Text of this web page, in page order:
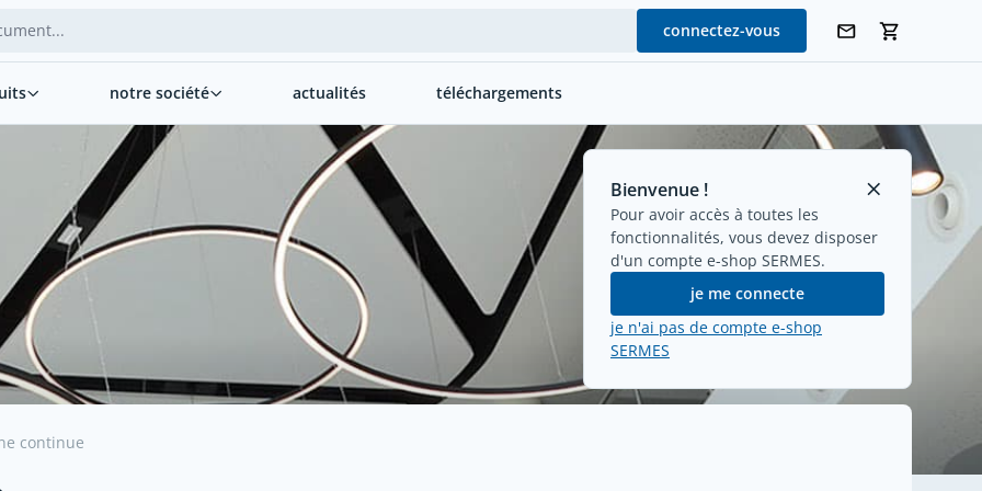
connectez-vous
Bienvenue !
Pour avoir accès à toutes les
fonctionnalités, vous devez disposer
d'un compte e-shop SERMES.
je me connecte
je n'ai pas de compte e-shop
SERMES
notre société actualités téléchargements
continue